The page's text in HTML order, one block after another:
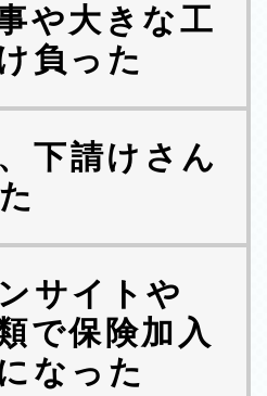
や大きな工
負った
下請けさん
サイトや
で保険加入
なった